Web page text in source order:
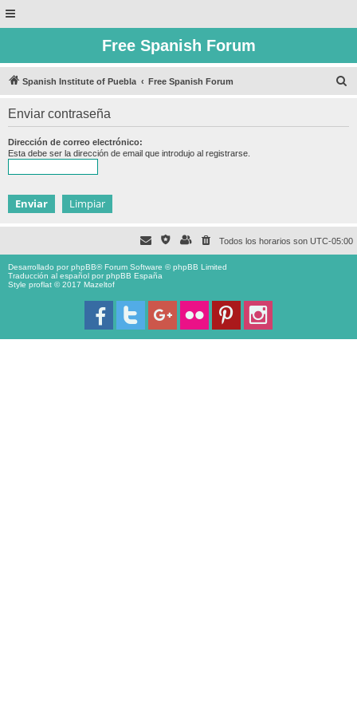
Free Spanish Forum
Spanish Institute of Puebla Free Spanish Forum
Enviar contraseña
Dirección de correo electrónico:
Esta debe ser la dirección de email que introdujo al registrarse.
Todos los horarios son UTC-05:00
Desarrollado porphpBB® Forum Software © phpBB Limited
Traducción al español porphpBB España
Style proflat © 2017 Mazeltof